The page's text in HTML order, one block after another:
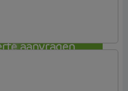
aanvragen